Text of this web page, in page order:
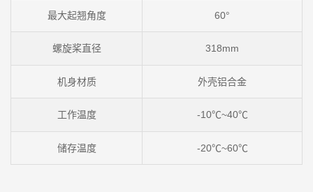
最大起翘角度 60°
螺旋桨直径 318mm
机身材质 外壳铝合金
工作温度 -10℃~40℃
储存温度 -20℃~60℃